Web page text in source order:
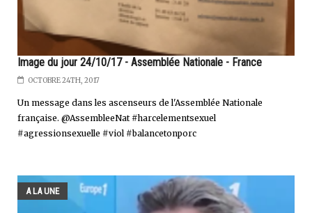
Image du jour 24/10/17 - Assemblée Nationale - France
OCTOBRE 24TH, 2017
Un message dans les ascenseurs de l'Assemblée Nationale
française. @AssembleeNat #harcelementsexuel
#agressionsexuelle #viol #balancetonporc
A LA UNE